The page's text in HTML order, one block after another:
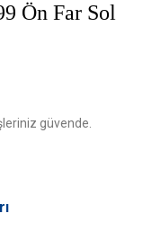
Ön Far Sol
tarafımıza
güvende.